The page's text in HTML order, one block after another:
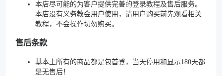
本店尽可能的为客户提供完善的登录教程及售后服务。
本店没有义务教会用户使用，请用户购买前先观看相关
教程，不会操作切勿购买。
售后条款
基本上所有的商品都是包首登，当天停用和显示180天都
是无售后！